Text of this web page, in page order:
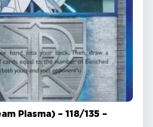
Plasma) – 118/135 –